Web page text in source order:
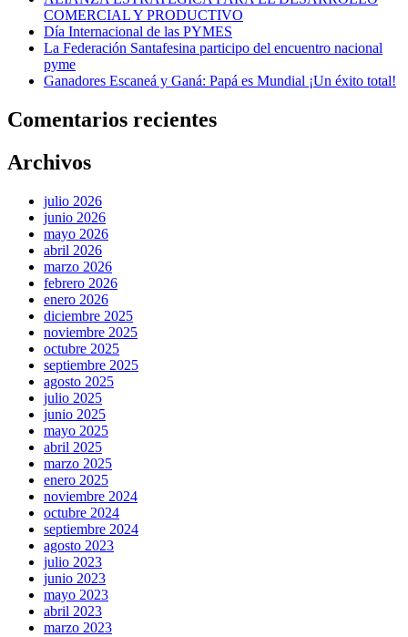
COMERCIAL Y PRODUCTIVO
Día Internacional de las PYMES
La Federación Santafesina participo del encuentro nacional
pyme
Ganadores Escaneá y Ganá: Papá es Mundial ¡Un éxito total!
Comentarios recientes
Archivos
julio 2026
junio 2026
mayo 2026
abril 2026
marzo 2026
febrero 2026
enero 2026
diciembre 2025
noviembre 2025
octubre 2025
septiembre 2025
agosto 2025
julio 2025
junio 2025
mayo 2025
abril 2025
marzo 2025
enero 2025
noviembre 2024
octubre 2024
septiembre 2024
agosto 2023
julio 2023
junio 2023
mayo 2023
abril 2023
marzo 2023